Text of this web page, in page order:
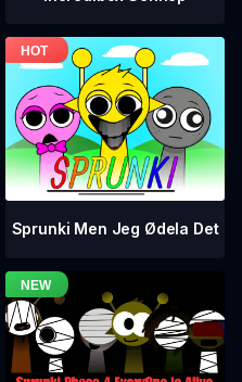
Sprunki Men Jeg Ødela Det